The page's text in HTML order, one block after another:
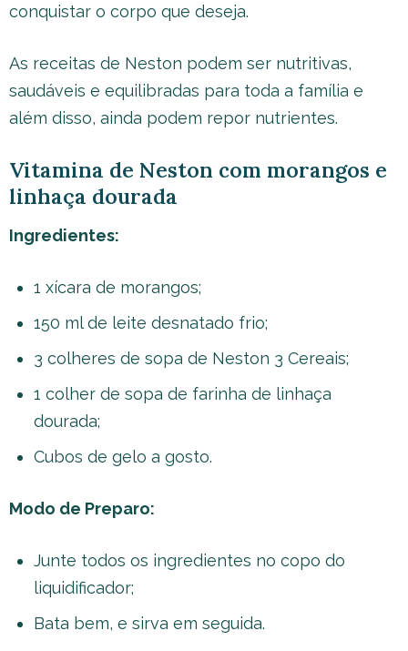
conquistar o corpo que deseja.
As receitas de Neston podem ser nutritivas,
saudáveis e equilibradas para toda a família e
além disso, ainda podem repor nutrientes.
Vitamina de Neston com morangos e
linhaça dourada
Ingredientes:
1 xícara de morangos;
150 ml de leite desnatado frio;
3 colheres de sopa de Neston 3 Cereais;
1 colher de sopa de farinha de linhaça
dourada;
Cubos de gelo a gosto.
Modo de Preparo:
Junte todos os ingredientes no copo do
liquidificador;
Bata bem, e sirva em seguida.